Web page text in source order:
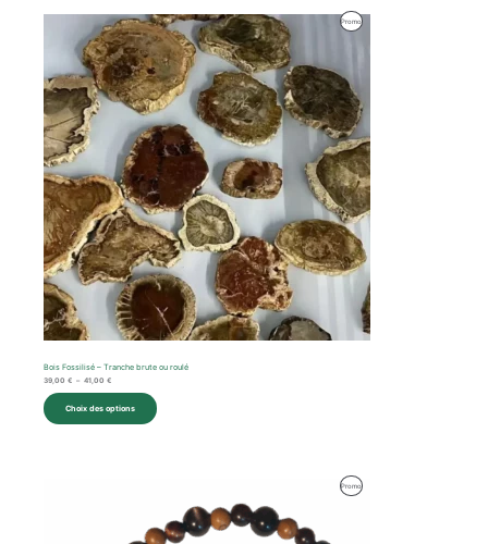
PromoProduit
Bois Fossilisé – Tranche brute ou roulé
39,00 € – 41,00 €
Plage
de
prix :
39,00 €
41,00 €
Choix des options
PromoProduit